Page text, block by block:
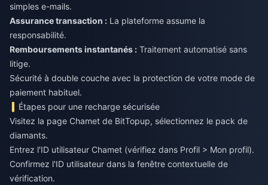
simples e-mails.
Assurance transaction : La plateforme assume la
responsabilité.
Remboursements instantanés : Traitement automatisé sans
litige.
Sécurité à double couche avec la protection de votre mode de
paiement habituel.
Étapes pour une recharge sécurisée
Visitez la page Chamet de BitTopup, sélectionnez le pack de
diamants.
Entrez l'ID utilisateur Chamet (vérifiez dans Profil > Mon profil).
Confirmez l'ID utilisateur dans la fenêtre contextuelle de
vérification.